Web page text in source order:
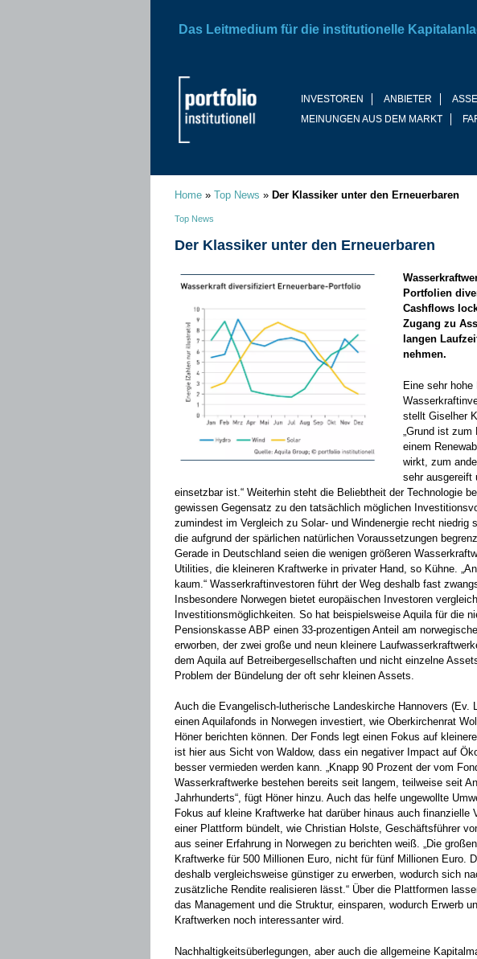
INVESTOREN ANBIETER
MEINUNGEN AUS DEM MARKT
Das Leitmedium für die institutionelle
Home » Top News » Der Klassiker unter den Erneuerbaren
Top News
Der Klassiker unter den Erneuerbaren
Portfolien
Cashflows
Zugang zu
langen
nehmen.
Eine sehr
stellt Giselher
„Grund ist
einem
wirkt, zum
sehr ausgereift
einsetzbar ist.“ Weiterhin steht die Beliebtheit der Technologie
gewissen Gegensatz zu den tatsächlich möglichen
zumindest im Vergleich zu Solar- und Windenergie recht niedrig
die aufgrund der spärlichen natürlichen Voraussetzungen
Gerade in Deutschland seien die wenigen größeren
Utilities, die kleineren Kraftwerke in privater Hand, so Kühne.
kaum.“ Wasserkraftinvestoren führt der Weg deshalb fast
Insbesondere Norwegen bietet europäischen Investoren
Investitionsmöglichkeiten. So hat beispielsweise Aquila für die
Pensionskasse ABP einen 33-prozentigen Anteil am
erworben, der zwei große und neun kleinere
dem Aquila auf Betreibergesellschaften und nicht einzelne
Problem der Bündelung der oft sehr kleinen Assets.
Auch die Evangelisch-lutherische Landeskirche Hannovers (Ev.
einen Aquilafonds in Norwegen investiert, wie Oberkirchenrat
Höner berichten können. Der Fonds legt einen Fokus auf
ist hier aus Sicht von Waldow, dass ein negativer Impact auf
besser vermieden werden kann. „Knapp 90 Prozent der vom
Wasserkraftwerke bestehen bereits seit langem, teilweise seit
Jahrhunderts“, fügt Höner hinzu. Auch das helfe ungewollte
Fokus auf kleine Kraftwerke hat darüber hinaus auch finanzielle
einer Plattform bündelt, wie Christian Holste, Geschäftsführer
aus seiner Erfahrung in Norwegen zu berichten weiß. „Die
Kraftwerke für 500 Millionen Euro, nicht für fünf Millionen Euro.
deshalb vergleichsweise günstiger zu erwerben, wodurch sich
zusätzliche Rendite realisieren lässt.“ Über die Plattformen
das Management und die Struktur, einsparen, wodurch Erwerb
Kraftwerken noch interessanter wird.
Nachhaltigkeitsüberlegungen, aber auch die allgemeine